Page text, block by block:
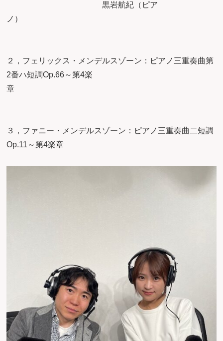
黒岩航紀（ピア
２，フェリックス・メンデルスゾーン：ピアノ三重奏曲第
2番ハ短調Op.66～第4楽
３，ファニー・メンデルスゾーン：ピアノ三重奏曲二短調
Op.11～第4楽章